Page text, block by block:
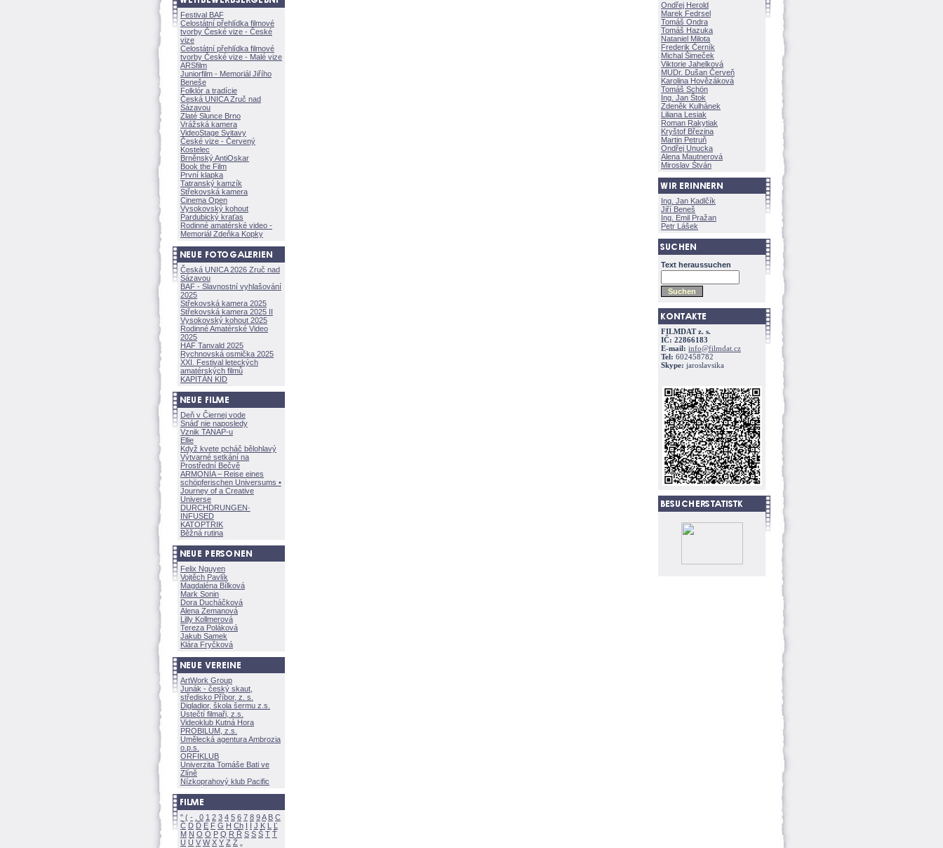
Festival BAF
Celostátní přehlídka filmové
tvorby České vize - České
vize
Celostátní přehlídka filmové
tvorby České vize - Malé vize
ARSfilm
Juniorfilm - Memoriál Jiřího
Beneše
Folklór a tradície
Česká UNICA Zruč nad
Sázavou
Zlaté Slunce Brno
Vrážská kamera
VideoStage Svitavy
České vize - Červený
Kostelec
Brněnský AntiOskar
Book the Film
První klapka
Tatranský kamzík
Střekovská kamera
Cinema Open
Vysokovský kohout
Pardubický kraťas
Rodinné amatérské video -
Memoriál Zdeňka Kopky
Česká UNICA 2026 Zruč nad
Sázavou
BAF - Slavnostní vyhlašování
2025
Střekovská kamera 2025
Střekovská kamera 2025 II
Vysokovský kohout 2025
Rodinné Amatérské Video
2025
HAF Tanvald 2025
Rychnovská osmička 2025
XXI. Festival leteckých
amatérských filmů
KAPITÁN KID
Deň v Čiernej vode
Snáď nie naposledy
Vznik TANAP-u
Ellie
Když kvete pcháč bělohlavý
Výtvarné setkání na
Prostřední Bečvě
ARMONÍA – Reise eines
schöpferischen Universums •
Journey of a Creative
Universe
DURCHDRUNGEN·
INFUSED
KATOPTRIK
Běžná rutina
Felix Nguyen
Vojtěch Pavlík
Magdaléna Bílkov
Mark Sonin
Dora Ducháčkov
Alena Zemanov
Lilly Kollmerov
Tereza Polákov
Jakub Samek
Klára Fryčkov
ArtWork Group
Junák - český skaut,
středisko Příbor, z. s.
Digladior, škola šermu z.s.
Ústečtí filmaři, z.s.
Videoklub Kutná Hora
PROBILUM, z.s.
Umělecká agentura Ambrozia
o.p.s.
ORFIKLUB
Univerzita Tomáše Bati ve
Zlíně
Nízkoprahový klub Pacific
" ( - 0 1 2 3 4 5 6 7 8 9A B C
Č D Ď E F G H Ch I Í J K L
Ľ
M N O Ó P Q R Ř S Ś T Ť
U Ú V W X Y Z
Ondřej Herold
Marek Fedrsel
Tomáš Ondra
Tomáš Hazuka
Nataniel Milota
Frederik Černík
Michal Šimeček
Viktorie Jahelkov
MUDr. Dušan Červeň
Karolina Hovězákov
Tomáš Schön
Ing. Jan Štok
Zdeněk Kulhánek
Liliana Lesiak
Roman Rakytiak
Kryštof Březina
Martin Petruň
Ondřej Unucka
Alena Mautnerov
Miroslav Štván
Ing. Jan Kadlčík
Jiří Bene
Ing. Emil Pražan
Petr Lášek
Text heraussuchen
FILMDAT z. s.
IČ: 22866183
E-mail: info@filmdat.cz
Tel: 602458782
Skype: jaroslavsika